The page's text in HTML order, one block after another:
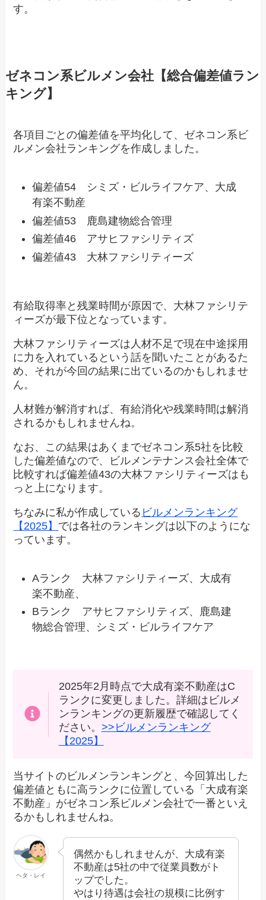
す。
ゼネコン系ビルメン会社【総合偏差値ラン
キング】
各項目ごとの偏差値を平均化して、ゼネコン系ビ
ルメン会社ランキングを作成しました。
偏差値54 シミズ・ビルライフケア、大成
有楽不動産
偏差値53 鹿島建物総合管理
偏差値46 アサヒファシリティズ
偏差値43 大林ファシリティーズ
有給取得率と残業時間が原因で、大林ファシリテ
ィーズが最下位となっています。
大林ファシリティーズは人材不足で現在中途採用
に力を入れているという話を聞いたことがあるた
め、それが今回の結果に出ているのかもしれませ
ん。
人材難が解消すれば、有給消化や残業時間は解消
されるかもしれませんね。
なお、この結果はあくまでゼネコン系5社を比較
した偏差値なので、ビルメンテナンス会社全体で
比較すれば偏差値43の大林ファシリティーズはも
っと上になります。
ちなみに私が作成している ビルメンランキング
【2025】 では各社のランキングは以下のようにな
っています。
Aランク 大林ファシリティーズ、大成有
楽不動産、
Bランク アサヒファシリティズ、鹿島建
物総合管理、シミズ・ビルライフケア
2025年2月時点で大成有楽不動産はC
ランクに変更しました。詳細はビルメ
ンランキングの更新履歴で確認してく
ださい。 >>ビルメンランキング
【2025】
当サイトのビルメンランキングと、今回算出した
偏差値ともに高ランクに位置している「大成有楽
不動産」がゼネコン系ビルメン会社で一番といえ
るかもしれませんね。
ヘタ・レイ
偶然かもしれませんが、大成有楽
不動産は5社の中で従業員数がト
ップでした。
やはり待遇は会社の規模に比例す